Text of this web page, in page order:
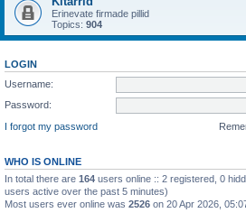
Erinevate firmade pillid
Topics: 904
LOGIN
Username:
Password:
I forgot my password
WHO IS ONLINE
In total there are 164 users online :: 2 registered, 0
users active over the past 5 minutes)
Most users ever online was 2526 on 20 Apr 2026,